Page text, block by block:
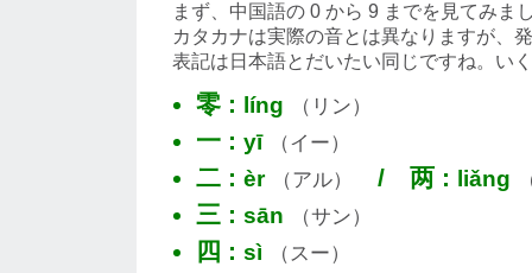
まず、中国語の 0 から 9 までを見てみま
カタカナは実際の音とは異なりますが、
表記は日本語とだいたい同じですね。い
零 : líng （リン）
一 : yī （イー）
二 : èr （アル） / 两 : liǎng
三 : sān （サン）
四 : sì （スー）